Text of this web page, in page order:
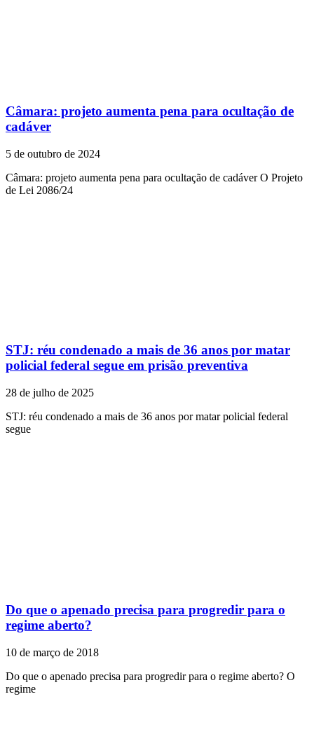
Câmara: projeto aumenta pena para ocultação de
cadáver
5 de outubro de 2024
Câmara: projeto aumenta pena para ocultação de cadáver O Projeto
de Lei 2086/24
STJ: réu condenado a mais de 36 anos por matar
policial federal segue em prisão preventiva
28 de julho de 2025
STJ: réu condenado a mais de 36 anos por matar policial federal
segue
Do que o apenado precisa para progredir para o
regime aberto?
10 de março de 2018
Do que o apenado precisa para progredir para o regime aberto? O
regime